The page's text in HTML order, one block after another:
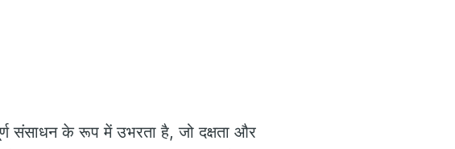
संसाधन के रूप में उभरता है, जो दक्षता और